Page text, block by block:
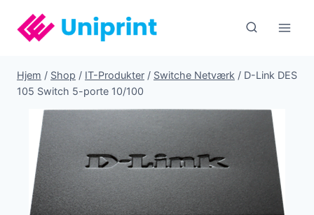
indhold
Hjem / Shop / IT-Produkter / Switche Netværk / D-Link DES
105 Switch 5-porte 10/100